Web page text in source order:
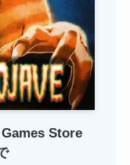
Store